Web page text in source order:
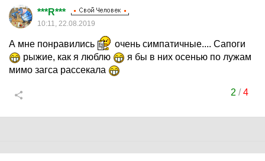
***R***
10:11, 22.08.2019
А мне понравились
очень симпатичные.... Сапоги
рыжие, как я люблю
я бы в них осенью по лужам
мимо загса рассекала
2 /4